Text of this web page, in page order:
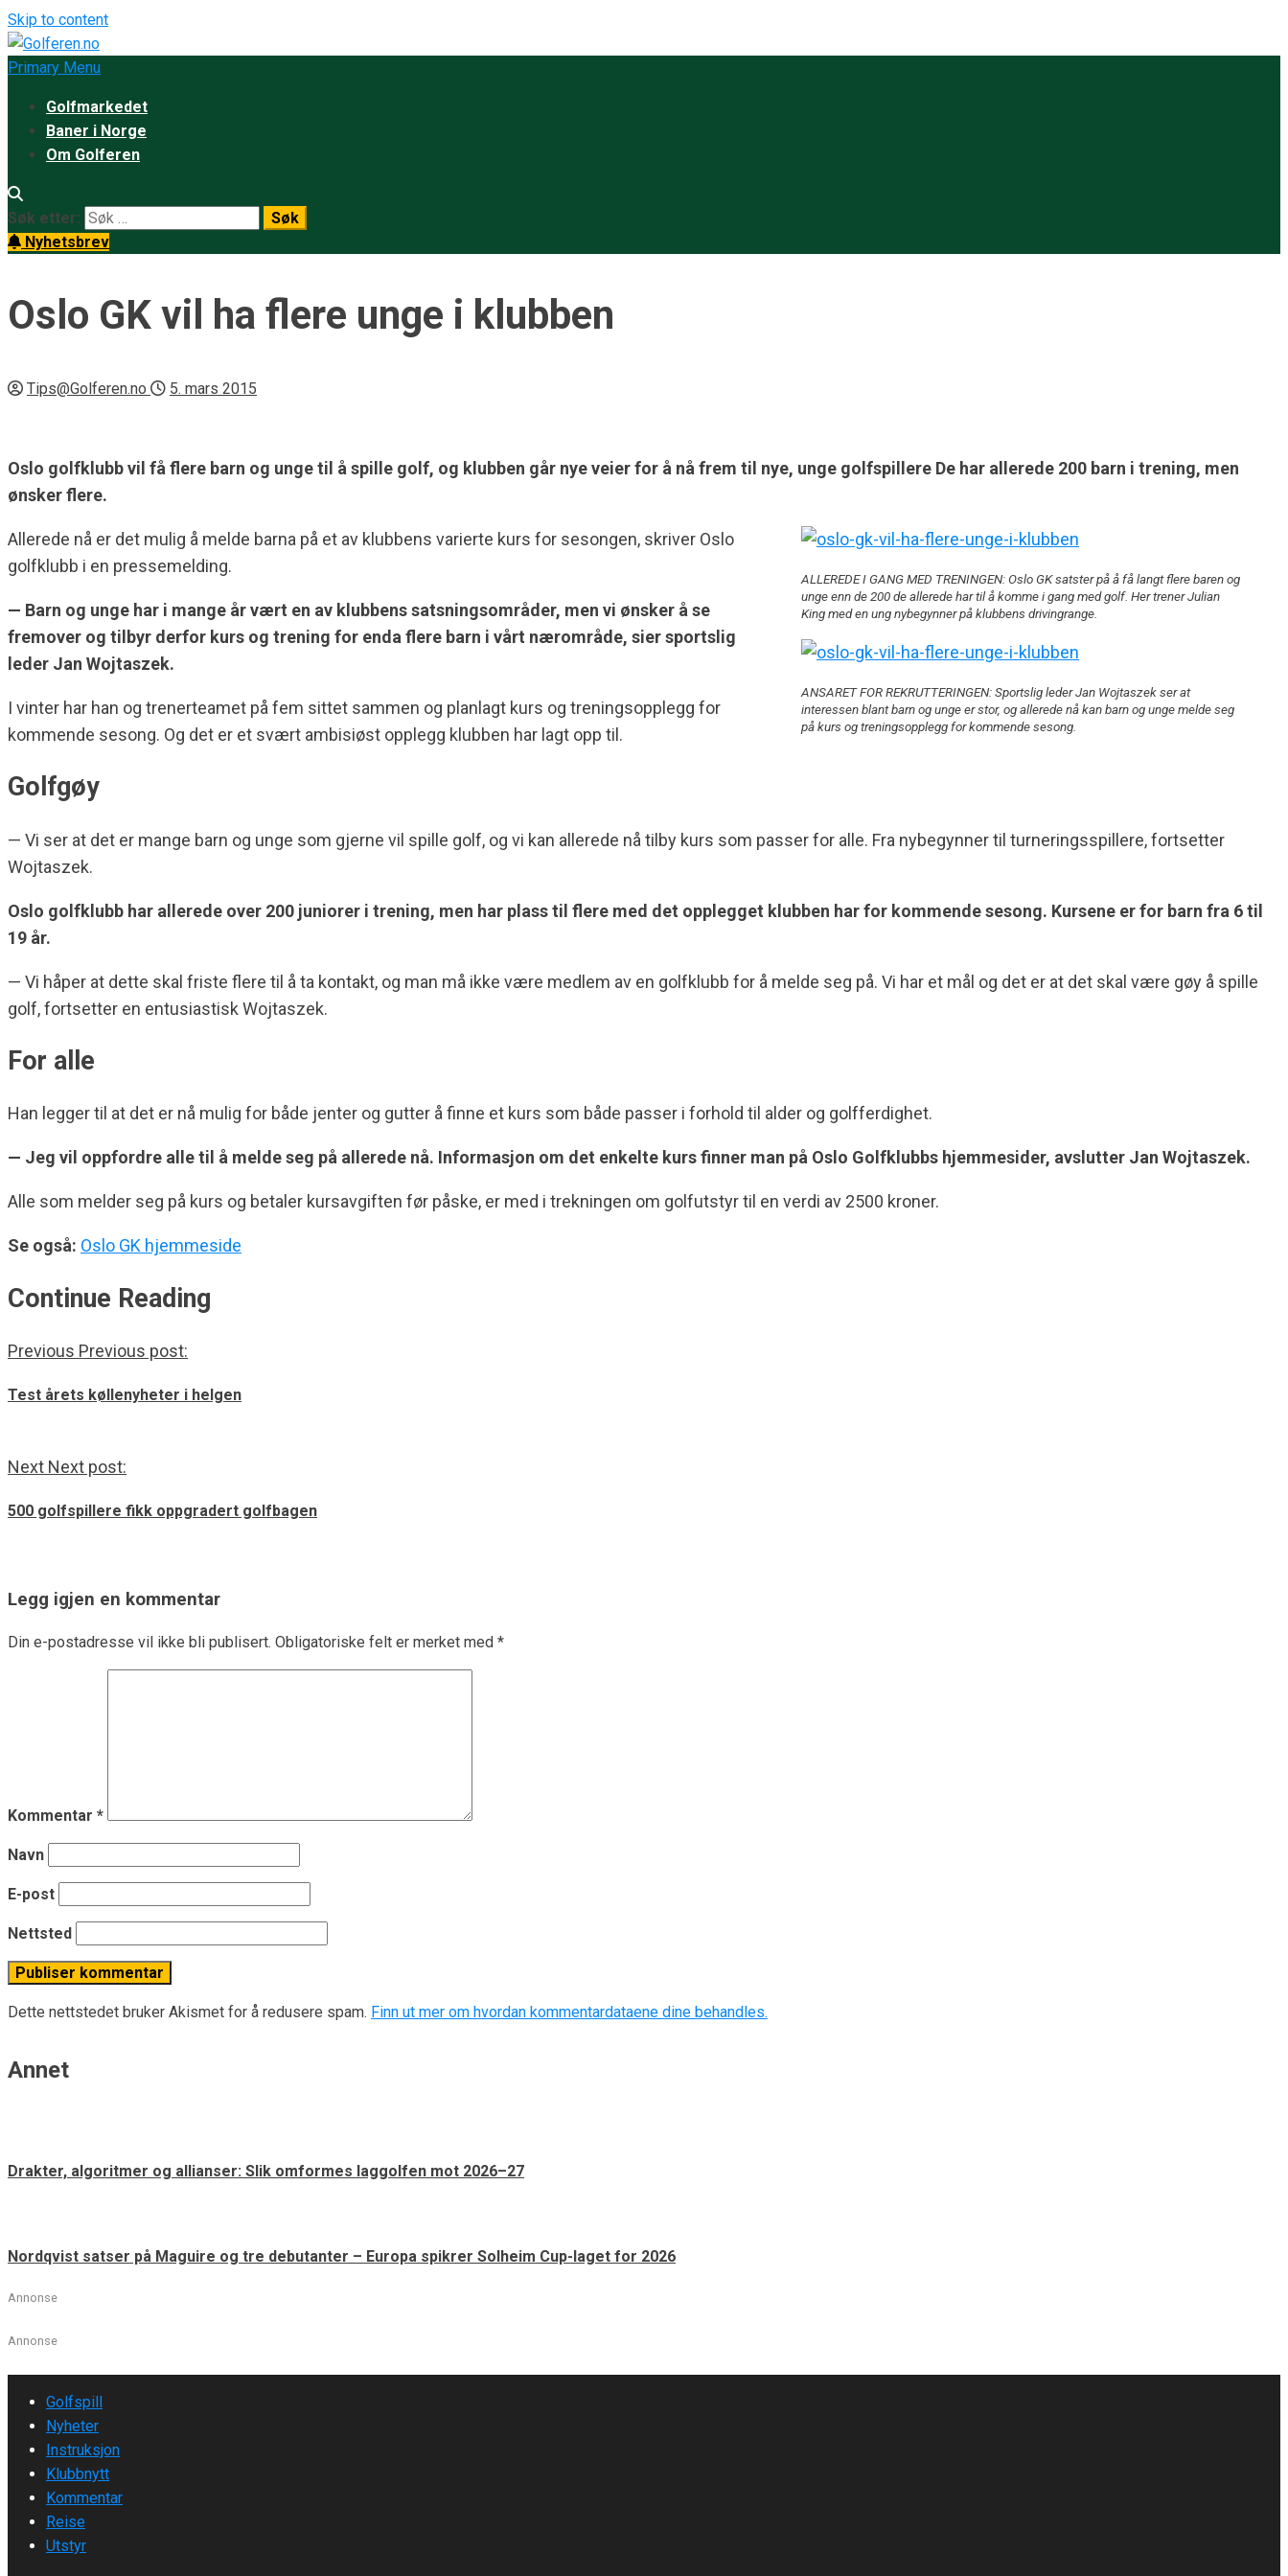
Skip to content
Primary Menu
Golfmarkedet
Baner i Norge
Om Golferen
Søk etter:
Nyhetsbrev
Oslo GK vil ha flere unge i klubben
Tips@Golferen.no 5. mars 2015
Oslo golfklubb vil få flere barn og unge til å spille golf, og klubben går nye veier for å nå frem til nye, unge golfspillere De har allerede 200 barn i trening, men
ønsker flere.
ALLEREDE I GANG MED TRENINGEN: Oslo GK satster på å få langt flere baren og
unge enn de 200 de allerede har til å komme i gang med golf. Her trener Julian
King med en ung nybegynner på klubbens drivingrange.
ANSARET FOR REKRUTTERINGEN: Sportslig leder Jan Wojtaszek ser at
interessen blant barn og unge er stor, og allerede nå kan barn og unge melde seg
på kurs og treningsopplegg for kommende sesong.
Allerede nå er det mulig å melde barna på et av klubbens varierte kurs for sesongen, skriver Oslo
golfklubb i en pressemelding.
— Barn og unge har i mange år vært en av klubbens satsningsområder, men vi ønsker å se
fremover og tilbyr derfor kurs og trening for enda flere barn i vårt nærområde, sier sportslig
leder Jan Wojtaszek.
I vinter har han og trenerteamet på fem sittet sammen og planlagt kurs og treningsopplegg for
kommende sesong. Og det er et svært ambisiøst opplegg klubben har lagt opp til.
Golfgøy
— Vi ser at det er mange barn og unge som gjerne vil spille golf, og vi kan allerede nå tilby kurs som passer for alle. Fra nybegynner til turneringsspillere, fortsetter
Wojtaszek.
Oslo golfklubb har allerede over 200 juniorer i trening, men har plass til flere med det opplegget klubben har for kommende sesong. Kursene er for barn fra 6 til
19 år.
— Vi håper at dette skal friste flere til å ta kontakt, og man må ikke være medlem av en golfklubb for å melde seg på. Vi har et mål og det er at det skal være gøy å spille
golf, fortsetter en entusiastisk Wojtaszek.
For alle
Han legger til at det er nå mulig for både jenter og gutter å finne et kurs som både passer i forhold til alder og golfferdighet.
— Jeg vil oppfordre alle til å melde seg på allerede nå. Informasjon om det enkelte kurs finner man på Oslo Golfklubbs hjemmesider, avslutter Jan Wojtaszek.
Alle som melder seg på kurs og betaler kursavgiften før påske, er med i trekningen om golfutstyr til en verdi av 2500 kroner.
Se også: Oslo GK hjemmeside
Continue Reading
Previous Previous post:
Test årets køllenyheter i helgen
Next Next post:
500 golfspillere fikk oppgradert golfbagen
Legg igjen en kommentar
Din e-postadresse vil ikke bli publisert. Obligatoriske felt er merket med *
Kommentar *
Navn
E-post
Nettsted
Dette nettstedet bruker Akismet for å redusere spam. Finn ut mer om hvordan kommentardataene dine behandles.
Annet
Drakter, algoritmer og allianser: Slik omformes laggolfen mot 2026–27
Nordqvist satser på Maguire og tre debutanter – Europa spikrer Solheim Cup-laget for 2026
Annonse
Annonse
Golfspill
Nyheter
Instruksjon
Klubbnytt
Kommentar
Reise
Utstyr